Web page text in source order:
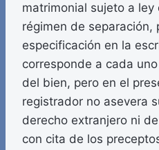
matrimonial sujeto a
régimen de separación,
especificación en la
corresponde a cada
del bien, pero en el
registrador no asevera
derecho extranjero ni
con cita de los